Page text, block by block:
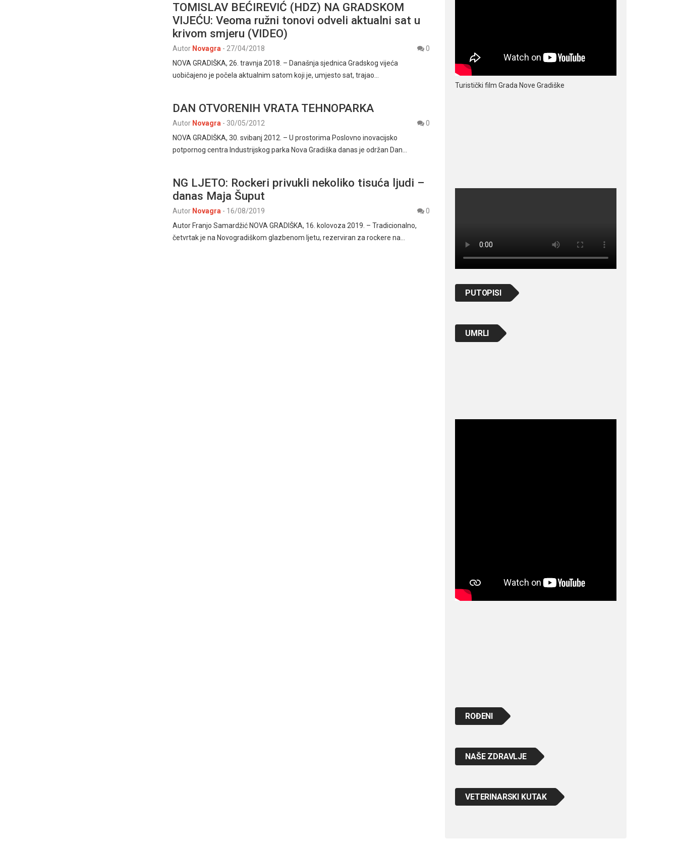
TOMISLAV BEĆIREVIĆ (HDZ) NA GRADSKOM
VIJEĆU: Veoma ružni tonovi odveli aktualni sat u
krivom smjeru (VIDEO)
Autor Novagra - 27/04/2018
0
NOVA GRADIŠKA, 26. travnja 2018. – Današnja sjednica Gradskog vijeća
uobičajeno je počela aktualnim satom koji je, umjesto sat, trajao…
DAN OTVORENIH VRATA TEHNOPARKA
Autor Novagra - 30/05/2012
0
NOVA GRADIŠKA, 30. svibanj 2012. – U prostorima Poslovno inovacijsko
potpornog centra Industrijskog parka Nova Gradiška danas je održan Dan…
NG LJETO: Rockeri privukli nekoliko tisuća ljudi –
danas Maja Šuput
Autor Novagra - 16/08/2019
0
Autor Franjo Samardžić NOVA GRADIŠKA, 16. kolovoza 2019. – Tradicionalno,
četvrtak je na Novogradiškom glazbenom ljetu, rezerviran za rockere na…
Turistički film Grada Nove Gradiške
PUTOPISI
UMRLI
ROĐENI
NAŠE ZDRAVLJE
VETERINARSKI KUTAK